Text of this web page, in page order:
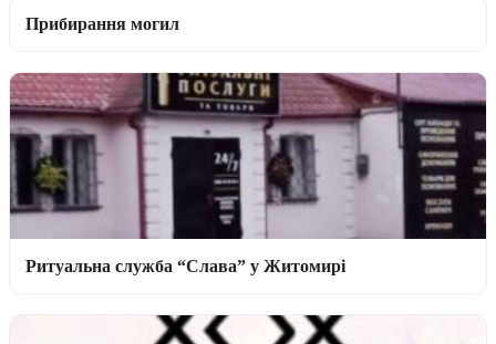
Прибирання могил
Ритуальна служба “Слава” у Житомирі